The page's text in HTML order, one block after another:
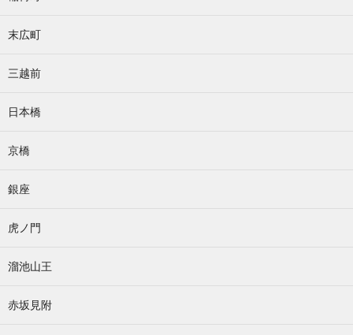
末広町
三越前
日本橋
京橋
銀座
虎ノ門
溜池山王
赤坂見附